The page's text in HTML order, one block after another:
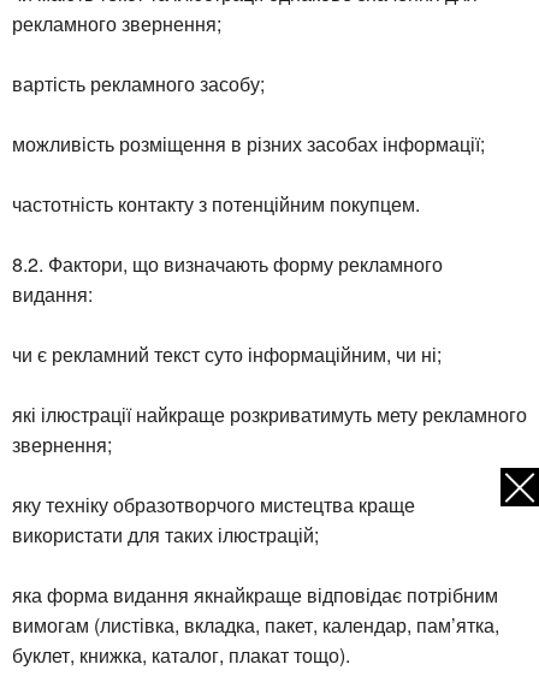
рекламного звернення;
вартість рекламного засобу;
можливість розміщення в різних засобах інформації;
частотність контакту з потенційним покупцем.
8.2. Фактори, що визначають форму рекламного
видання:
чи є рекламний текст суто інформаційним, чи ні;
які ілюстрації найкраще розкриватимуть мету рекламного
звернення;
яку техніку образотворчого мистецтва краще
використати для таких ілюстрацій;
яка форма видання якнайкраще відповідає потрібним
вимогам (листівка, вкладка, пакет, календар, пам’ятка,
буклет, книжка, каталог, плакат тощо).